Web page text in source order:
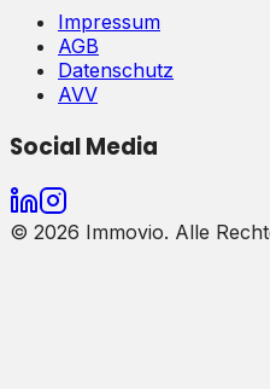
Impressum
AGB
Datenschutz
AVV
Social Media
© 2026 Immovio. Alle